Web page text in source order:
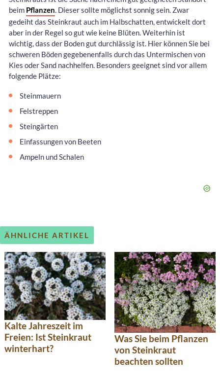
beim Pflanzen. Dieser sollte möglichst sonnig sein. Zwar
gedeiht das Steinkraut auch im Halbschatten, entwickelt dort
aber in der Regel so gut wie keine Blüten. Weiterhin ist
wichtig, dass der Boden gut durchlässig ist. Hier können Sie bei
schweren Böden gegebenenfalls durch das Untermischen von
Kies oder Sand nachhelfen. Besonders geeignet sind vor allem
folgende Plätze:
Steinmauern
Felstreppen
Steingärten
Einfassungen von Beeten
Ampeln und Schalen
ÄHNLICHE ARTIKEL
Kalte Jahreszeit im
Freien: Ist Steinkraut
winterhart?
Was Sie beim Pflanzen
von Steinkraut
beachten sollten